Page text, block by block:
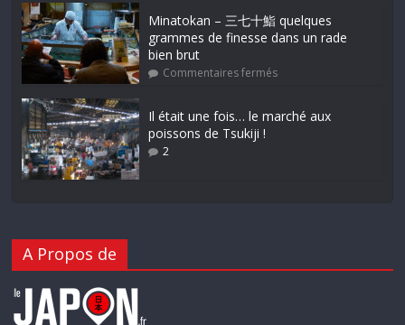
Minatokan – 三七十鮨 quelques
grammes de finesse dans un rade
bien brut
Commentaires fermés
Il était une fois… le marché aux
poissons de Tsukiji !
2
A Propos de